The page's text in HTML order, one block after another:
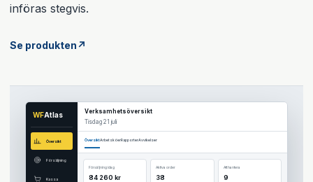
införas stegvis.
Se produkten↗
WFAtlas
Översikt
Försäljning
Kassa
Verksamhetsöversikt
Tisdag 21 juli
ÖversiktArbetsköerRapporterAvvikelser
Försäljning idag
84 260 kr
Aktiva order
38
Att hantera
9